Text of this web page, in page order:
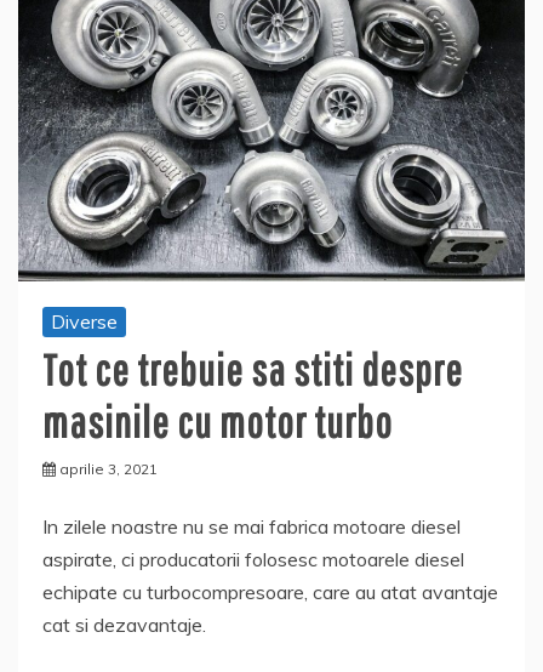
Diverse
Tot ce trebuie sa stiti despre
masinile cu motor turbo
aprilie 3, 2021
In zilele noastre nu se mai fabrica motoare diesel
aspirate, ci producatorii folosesc motoarele diesel
echipate cu turbocompresoare, care au atat avantaje
cat si dezavantaje.